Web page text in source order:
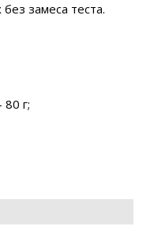
замеса теста.
г;